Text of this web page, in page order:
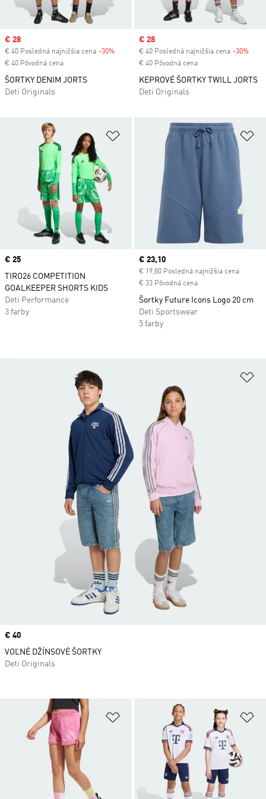
Sale price
€ 28
€ 40 Posledná najnižšia cena -30% Discount
€ 40 Pôvodná cena
ŠORTKY DENIM JORTS
Deti Originals
Sale price
€ 28
€ 40 Posledná najnižšia cena -30%
€ 40 Pôvodná cena
KEPROVÉ ŠORTKY TWILL JORTS
Deti Originals
Pridať do zoznamu želaných
Price
€ 25
TIRO26 COMPETITION
GOALKEEPER SHORTS KIDS
Deti Performance
3 farby
Current price
€ 23,10
€ 19,80 Posledná najnižšia cena
€ 33 Pôvodná cena
Šortky Future Icons Logo 20 cm
Deti Sportswear
5 farby
Pridať do zoznamu želaných
Price
€ 40
VOĽNÉ DŽÍNSOVÉ ŠORTKY
Deti Originals